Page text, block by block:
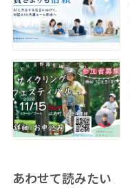
あわせて読みたい